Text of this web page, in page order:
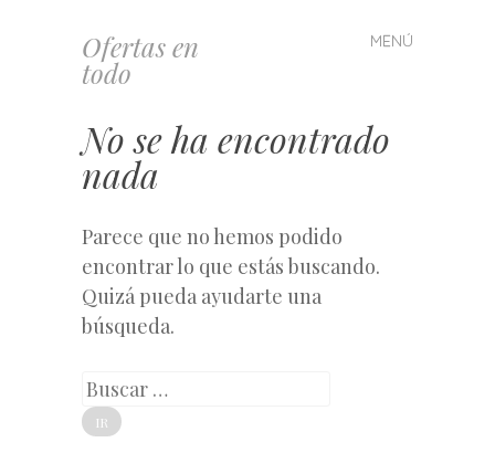
Ofertas en
todo
MENÚ
Saltar
al
No se ha encontrado
nada
Parece que no hemos podido
encontrar lo que estás buscando.
Quizá pueda ayudarte una
búsqueda.
Buscar